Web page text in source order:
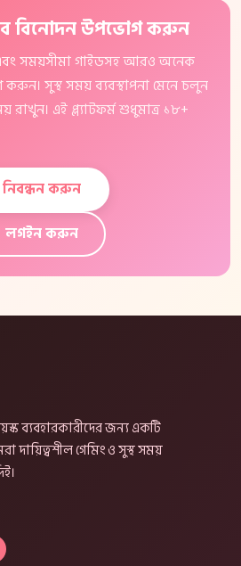
বিনোদন উপভোগ করুন
সময়সীমা গাইডসহ আরও অনেক
সুস্থ সময় ব্যবস্থাপনা মেনে চলুন
এই প্ল্যাটফর্ম শুধুমাত্র ১৮+
নিবন্ধন করুন
লগইন করুন
ব্যবহারকারীদের জন্য একটি
দায়িত্বশীল গেমিং ও সুস্থ সময়